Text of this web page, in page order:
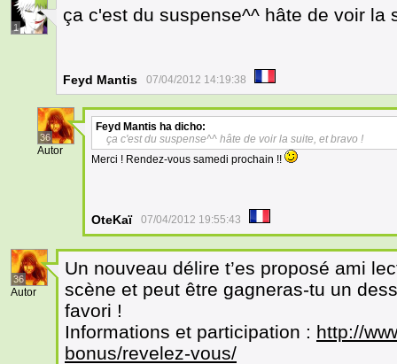
1
ça c'est du suspense^^ hâte de voir la
Feyd Mantis 07/04/2012 14:19:38
36
Autor
Feyd Mantis ha dicho:
ça c'est du suspense^^ hâte de voir la suite, et bravo !
Merci ! Rendez-vous samedi prochain !!
OteKaï 07/04/2012 19:55:43
36
Autor
Un nouveau délire t’es proposé ami
scène et peut être gagneras-tu un
favori !
Informations et participation : http://
bonus/revelez-vous/